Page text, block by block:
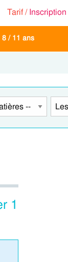
Tarif /Inscription
8 / 11 ans
1